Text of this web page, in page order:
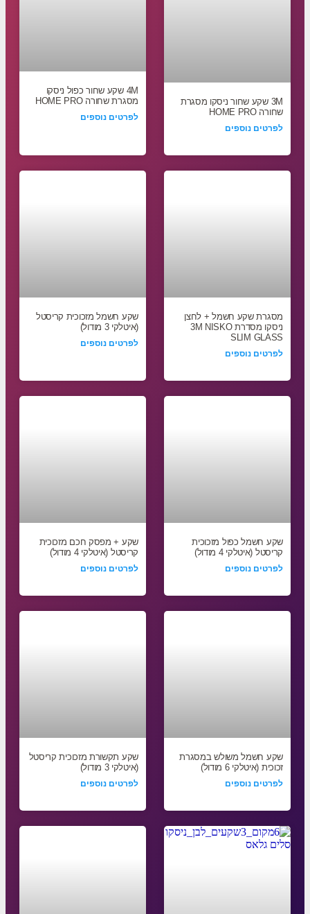
3M שקע שחור ניסקו מסגרת
שחורה HOME PRO
לפרטים נוספים
4M שקע שחור כפול ניסקו
מסגרת שחורה HOME PRO
לפרטים נוספים
מסגרת שקע חשמל + לחצן
ניסקו מסדרת 3M NISKO
SLIM GLASS
לפרטים נוספים
שקע חשמל מזכוכית קריסטל
(איטלקי 3 מודול)
לפרטים נוספים
שקע חשמל כפול מזכוכית
קריסטל (איטלקי 4 מודול)
לפרטים נוספים
שקע + מפסק חכם מזכוכית
קריסטל (איטלקי 4 מודול)
לפרטים נוספים
שקע חשמל משולש במסגרת
זכוכית (איטלקי 6 מודול)
לפרטים נוספים
שקע תקשורת מזכוכית קריסטל
(איטלקי 3 מודול)
לפרטים נוספים